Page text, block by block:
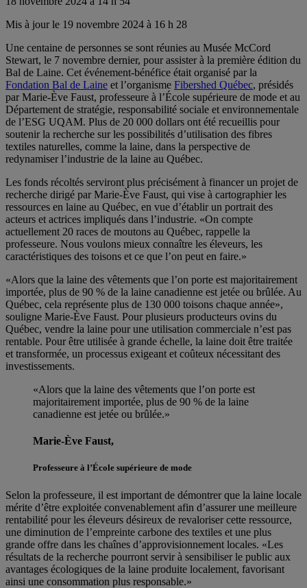
Mis à jour le 19 novembre 2024 à 16 h 28
Une centaine de personnes se sont réunies au Musée McCord
Stewart, le 7 novembre dernier, pour assister à la première édition du
Bal de Laine. Cet événement-bénéfice était organisé par la
Fondation Bal de Laine et l’organisme Fibershed Québec, présidés
par Marie-Ève Faust, professeure à l’École supérieure de mode et au
Département de stratégie, responsabilité sociale et environnementale
de l’ESG UQAM. Plus de 20 000 dollars ont été recueillis pour
soutenir la recherche sur les possibilités d’utilisation des fibres
textiles naturelles, comme la laine, dans la perspective de
redynamiser l’industrie de la laine au Québec.
Les fonds récoltés serviront plus précisément à financer un projet de
recherche dirigé par Marie-Ève Faust, qui vise à cartographier les
ressources en laine au Québec, en vue d’établir un portrait des
acteurs et actrices impliqués dans l’industrie. «On compte
actuellement 20 races de moutons au Québec, rappelle la
professeure. Nous voulons mieux connaître les éleveurs, les
caractéristiques des toisons et ce que l’on peut en faire.»
«Alors que la laine des vêtements que l’on porte est majoritairement
importée, plus de 90 % de la laine canadienne est jetée ou brûlée. Au
Québec, cela représente plus de 130 000 toisons chaque année»,
souligne Marie-Ève Faust. Pour plusieurs producteurs ovins du
Québec, vendre la laine pour une utilisation commerciale n’est pas
rentable. Pour être utilisée à grande échelle, la laine doit être traitée
et transformée, un processus exigeant et coûteux nécessitant des
investissements.
«Alors que la laine des vêtements que l’on porte est
majoritairement importée, plus de 90 % de la laine
canadienne est jetée ou brûlée.»
Marie-Ève Faust,
Professeure à l’École supérieure de mode
Selon la professeure, il est important de démontrer que la laine locale
mérite d’être exploitée convenablement afin d’assurer une meilleure
rentabilité pour les éleveurs désireux de revaloriser cette ressource,
une diminution de l’empreinte carbone des textiles et une plus
grande offre dans les chaînes d’approvisionnement locales. «Les
résultats de la recherche pourront servir à sensibiliser le public aux
avantages écologiques de la laine produite localement, favorisant
ainsi une consommation plus responsable.»